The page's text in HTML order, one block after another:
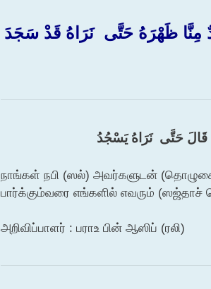
مِنَّا ظَهْرَهُ حَتَّى ‏ ‏نَرَاهُ قَدْ سَجَدَ
قَالَ حَتَّى ‏ ‏نَرَاهُ يَسْجُدُ
நாங்கள் நபி (ஸல்) அவர்களுடன்
பார்க்கும்வரை எங்களில் எவரும்
அறிவிப்பாளர் : பராஉ பின் ஆஸிப் (ரலி)